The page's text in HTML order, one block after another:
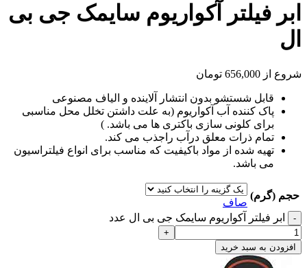
ابر فیلتر آکواریوم سایمک جی بی
ال
شروع از 656,000 تومان
قابل شستشو بدون انتشار آلاینده و الیاف مصنوعی
پاک کننده آب آکواریوم (به علت داشتن تخلل محل مناسبی
برای کلونی سازی باکتری ها می باشد. )
تمام ذرات معلق درآب راجذب می کند.
تهیه شده از مواد باکیفیت که مناسب برای انواع فیلتراسیون
می باشد.
حجم (گرم)
صاف
ابر فیلتر آکواریوم سایمک جی بی ال عدد
افزودن به سبد خرید